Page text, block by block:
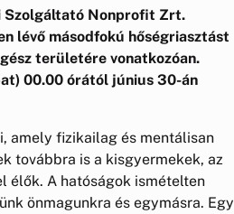
Szolgáltató Nonprofit Zrt.
lévő másodfokú hőségriasztást
területére vonatkozóan.
00.00 órától június 30-án
amely fizikailag és mentálisan
továbbra is a kisgyermekek, az
élők. A hatóságok ismételten
önmagunkra és egymásra. Egy